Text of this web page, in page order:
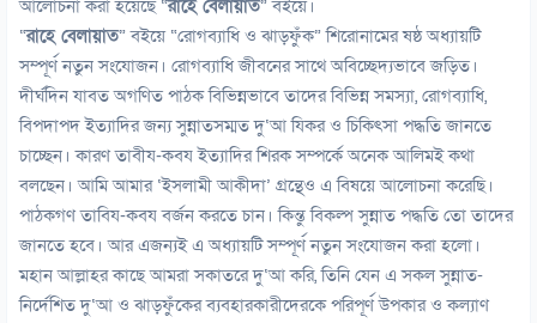
আলোচনা করা হয়েছে “রাহে বেলায়াত” বইয়ে।
“রাহে বেলায়াত” বইয়ে “রোগব্যাধি ও ঝাড়ফুঁক” শিরোনামের ষষ্ঠ অধ্যায়টি
সম্পূর্ণ নতুন সংযোজন। রোগব্যাধি জীবনের সাথে অবিচ্ছেদ্যভাবে জড়িত।
দীর্ঘদিন যাবত অগণিত পাঠক বিভিন্নভাবে তাদের বিভিন্ন সমস্যা, রোগব্যাধি,
বিপদাপদ ইত্যাদির জন্য সুন্নাতসম্মত দু‘আ যিকর ও চিকিৎসা পদ্ধতি জানতে
চাচ্ছেন। কারণ তাবীয-কবয ইত্যাদির শিরক সম্পর্কে অনেক আলিমই কথা
বলছেন। আমি আমার ‘ইসলামী আকীদা’ গ্রন্থেও এ বিষয়ে আলোচনা করেছি।
পাঠকগণ তাবিয-কবয বর্জন করতে চান। কিন্তু বিকল্প সুন্নাত পদ্ধতি তো তাদের
জানতে হবে। আর এজন্যই এ অধ্যায়টি সম্পূর্ণ নতুন সংযোজন করা হলো।
মহান আল্লাহর কাছে আমরা সকাতরে দু‘আ করি, তিনি যেন এ সকল সুন্নাত-
নির্দেশিত দু‘আ ও ঝাড়ফুঁকের ব্যবহারকারীদেরকে পরিপূর্ণ উপকার ও কল্যাণ